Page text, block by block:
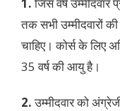
1.जिस वर्ष
तक सभी उम्मीदवारों
चाहिए। कोर्स के लिए
35 वर्ष की आयु है।
2.उम्मीदवार को